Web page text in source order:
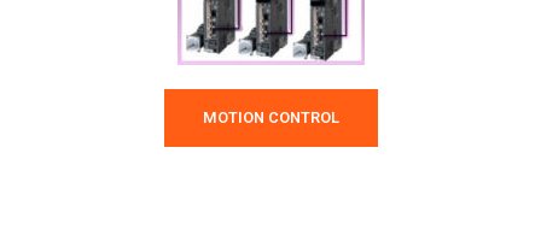
MOTION CONTROL